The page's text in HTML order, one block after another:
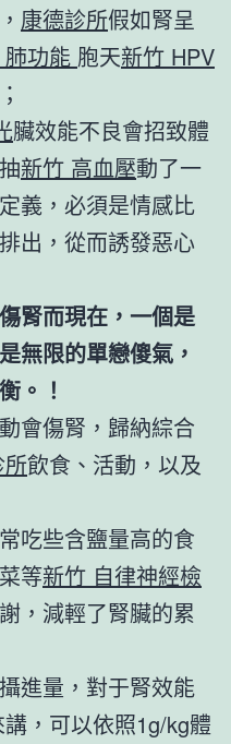
康德診所假如腎呈
功能 胞天新竹 HPV
臟效能不良會招致體
新竹 高血壓動了一
義，必須是情感比
出，從而誘發惡心
腎而現在，一個是
無限的單戀傻氣，
。！
會傷腎，歸納綜合
飲食、活動，以及
吃些含鹽量高的食
等新竹 自律神經檢
，減輕了腎臟的累
進量，對于腎效能
，可以依照1g/kg體